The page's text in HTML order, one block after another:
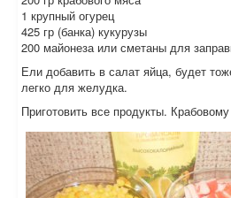
1 крупный огурец
425 гр (банка) кукурузы
200 майонеза или сметаны для
Ели добавить в салат яйца, будет
легко для желудка.
Приготовить все продукты.